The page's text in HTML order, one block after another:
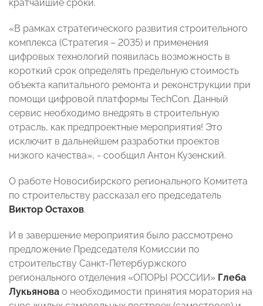
кратчайшие сроки.
«В рамках стратегического развития строительного
комплекса (Стратегия – 2035) и применения
цифровых технологий появилась возможность в
короткий срок определять предельную стоимость
объекта капитального ремонта и реконструкции при
помощи цифровой платформы TechCon. Данный
сервис необходимо внедрять в строительную
отрасль, как предпроектные мероприятия! Это
исключит в дальнейшем разработки проектов
низкого качества», - сообщил Антон Кузенский.
О работе Новосибирского регионального Комитета
по строительству рассказал его председатель
Виктор Остахов.
И в завершение мероприятия было рассмотрено
предложение Председателя Комиссии по
строительству Санкт-Петербуржского
регионального отделения «ОПОРЫ РОССИИ» Глеба
Лукьянова о необходимости принятия моратория на